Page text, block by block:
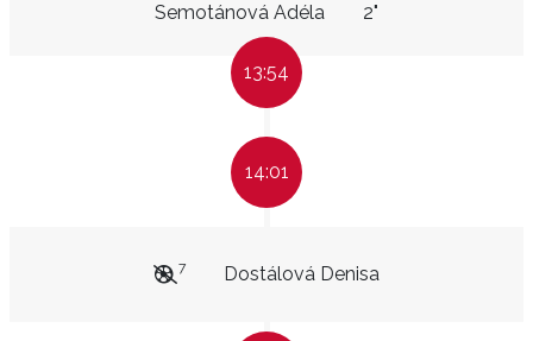
Semotánová Adéla 2"
13:54
14:01
Dostálová Denisa
7